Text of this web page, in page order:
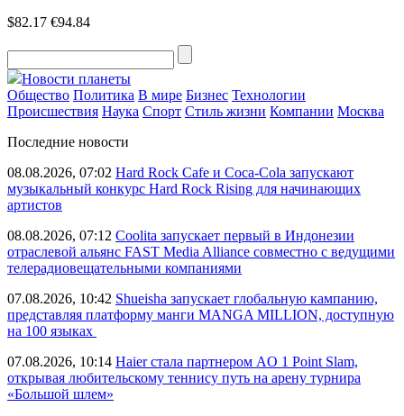
$82.17 €94.84
Новости планеты
Общество Политика В мире Бизнес Технологии
Происшествия Наука Спорт Стиль жизни Компании Москва
Последние новости
08.08.2026, 07:02 Hard Rock Cafe и Coca-Cola запускают
музыкальный конкурс Hard Rock Rising для начинающих
артистов
08.08.2026, 07:12 Coolita запускает первый в Индонезии
отраслевой альянс FAST Media Alliance совместно с ведущими
телерадиовещательными компаниями
07.08.2026, 10:42 Shueisha запускает глобальную кампанию,
представляя платформу манги MANGA MILLION, доступную
на 100 языках
07.08.2026, 10:14 Haier стала партнером AO 1 Point Slam,
открывая любительскому теннису путь на арену турнира
«Большой шлем»